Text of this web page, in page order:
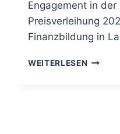
Engagement in
Preisverleihung
Finanzbildung in
WEITERLESEN